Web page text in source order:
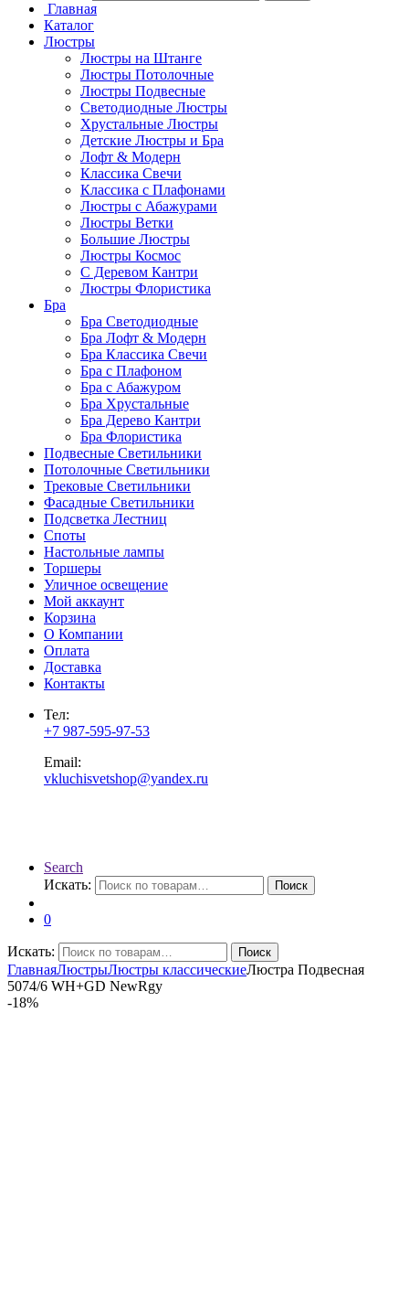
Главная
Каталог
Люстры
Люстры на Штанге
Люстры Потолочные
Люстры Подвесные
Светодиодные Люстры
Хрустальные Люстры
Детские Люстры и Бра
Лофт & Модерн
Классика Свечи
Классика с Плафонами
Люстры с Абажурами
Люстры Ветки
Большие Люстры
Люстры Космос
С Деревом Кантри
Люстры Флористика
Бра
Бра Светодиодные
Бра Лофт & Модерн
Бра Классика Свечи
Бра с Плафоном
Бра с Абажуром
Бра Хрустальные
Бра Дерево Кантри
Бра Флористика
Подвесные Светильники
Потолочные Светильники
Трековые Светильники
Фасадные Светильники
Подсветка Лестниц
Споты
Настольные лампы
Торшеры
Уличное освещение
Мой аккаунт
Корзина
О Компании
Оплата
Доставка
Контакты
Тел:
+7 987-595-97-53
Email:
vkluchisvetshop@yandex.ru
Search
Искать:
Поиск
0
Искать: Поиск
ГлавнаяЛюстрыЛюстры классическиеЛюстра Подвесная
5074/6 WH+GD NewRgy
-18%